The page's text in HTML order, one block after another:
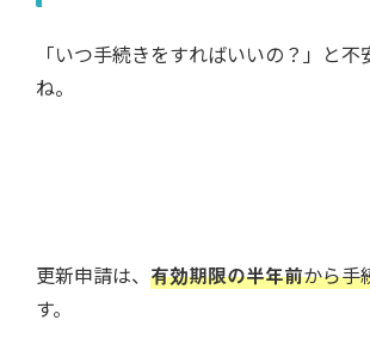
「いつ手続きをすればいいの？」と
ね。
更新申請は、 有効期限の半年前から手
す。